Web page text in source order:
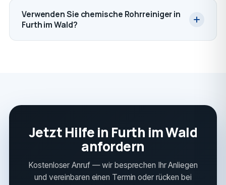
Verwenden Sie chemische Rohrreiniger in
Furth im Wald?
Jetzt Hilfe in Furth im Wald
anfordern
Kostenloser Anruf — wir besprechen Ihr Anliegen
und vereinbaren einen Termin oder rücken bei